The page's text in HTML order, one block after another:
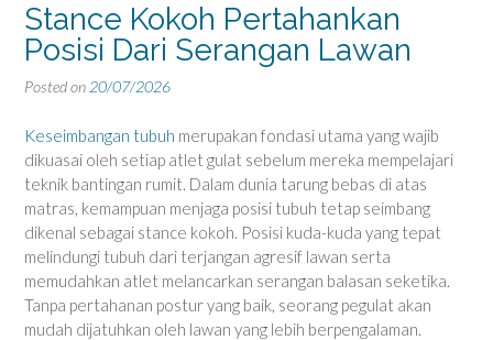
Stance Kokoh Pertahankan
Posisi Dari Serangan Lawan
Posted on20/07/2026
Keseimbangan tubuh merupakan fondasi utama yang wajib
dikuasai oleh setiap atlet gulat sebelum mereka mempelajari
teknik bantingan rumit. Dalam dunia tarung bebas di atas
matras, kemampuan menjaga posisi tubuh tetap seimbang
dikenal sebagai stance kokoh. Posisi kuda-kuda yang tepat
melindungi tubuh dari terjangan agresif lawan serta
memudahkan atlet melancarkan serangan balasan seketika.
Tanpa pertahanan postur yang baik, seorang pegulat akan
mudah dijatuhkan oleh lawan yang lebih berpengalaman.